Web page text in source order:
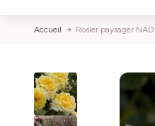
Accueil Rosier paysager